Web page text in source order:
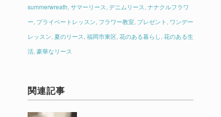
summerwreath サマーリース デニムリース ナナクルフラワ
ー プライベートレッスン フラワー教室 プレゼント ワンデー
レッスン 夏のリース 福岡市東区 花のある暮らし 花のある生
活 豪華なリース
関連記事